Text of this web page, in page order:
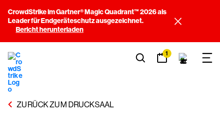
CrowdStrike im Gartner® Magic Quadrant™ 2026 als
Leader für Endgeräteschutz ausgezeichnet.
Bericht herunterladen
1
ZURÜCK ZUM DRUCKSAAL